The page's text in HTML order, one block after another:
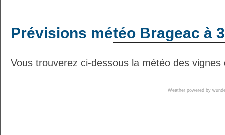
Prévisions météo Brageac à
Vous trouverez ci-dessous la météo des
Weather powered by